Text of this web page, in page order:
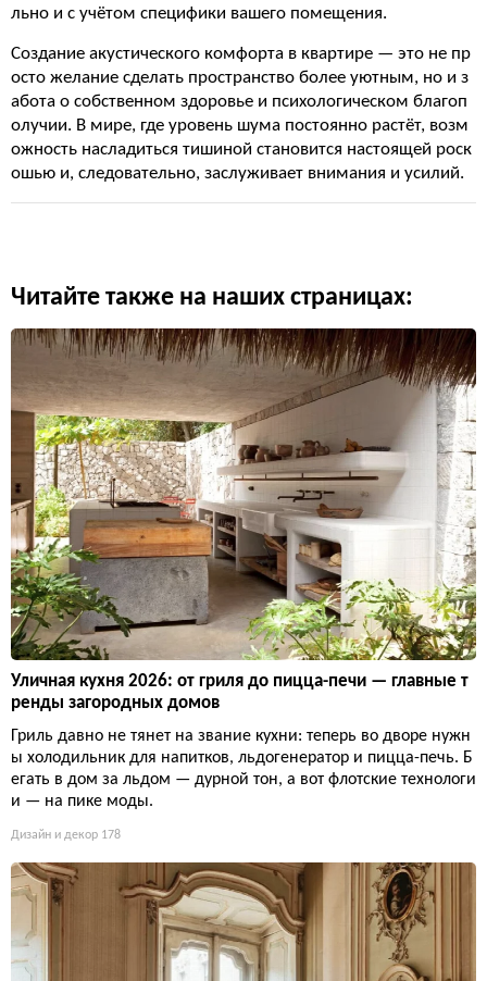
льно и с учётом специфики вашего помещения.
Создание акустического комфорта в квартире — это не пр
осто желание сделать пространство более уютным, но и з
абота о собственном здоровье и психологическом благоп
олучии. В мире, где уровень шума постоянно растёт, возм
ожность насладиться тишиной становится настоящей роск
ошью и, следовательно, заслуживает внимания и усилий.
Читайте также на наших страницах:
Уличная кухня 2026: от гриля до пицца-печи — главные т
ренды загородных домов
Гриль давно не тянет на звание кухни: теперь во дворе нужн
ы холодильник для напитков, льдогенератор и пицца-печь. Б
егать в дом за льдом — дурной тон, а вот флотские технологи
и — на пике моды.
Дизайн и декор 178